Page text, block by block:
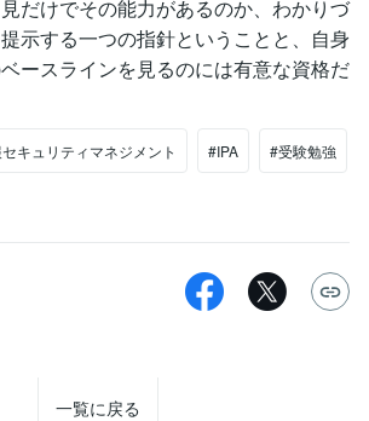
だけでその能力があるのか、わかりづ
示する一つの指針ということと、自身
ースラインを見るのには有意な資格だ
キュリティマネジメント #IPA #受験勉強
一覧に戻る